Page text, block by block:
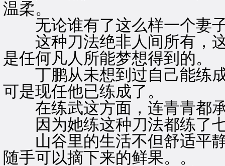
温柔。
无论谁有了这么样一个妻子
这种刀法绝非人间所有，这
是任何凡人所能梦想得到的。
丁鹏从未想到过自己能练成
可是现任他已练成了。
在练武这方面，连青青都
因为她练这种刀法都练了七
山谷里的生活不但舒适平静
随手可以摘下来的鲜果。。